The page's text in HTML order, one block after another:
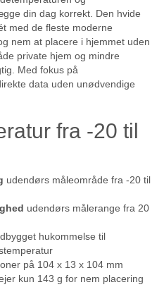
din dag korrekt. Den hvide
med de fleste moderne
nem at placere i hjemmet uden
private hjem og mindre
Med fokus på
data uden unødvendige
fra -20 til
udendørs måleområde fra -20 til
udendørs målerange fra 20
hukommelse til
på 104 x 13 x 104 mm
kun 143 g for nem placering